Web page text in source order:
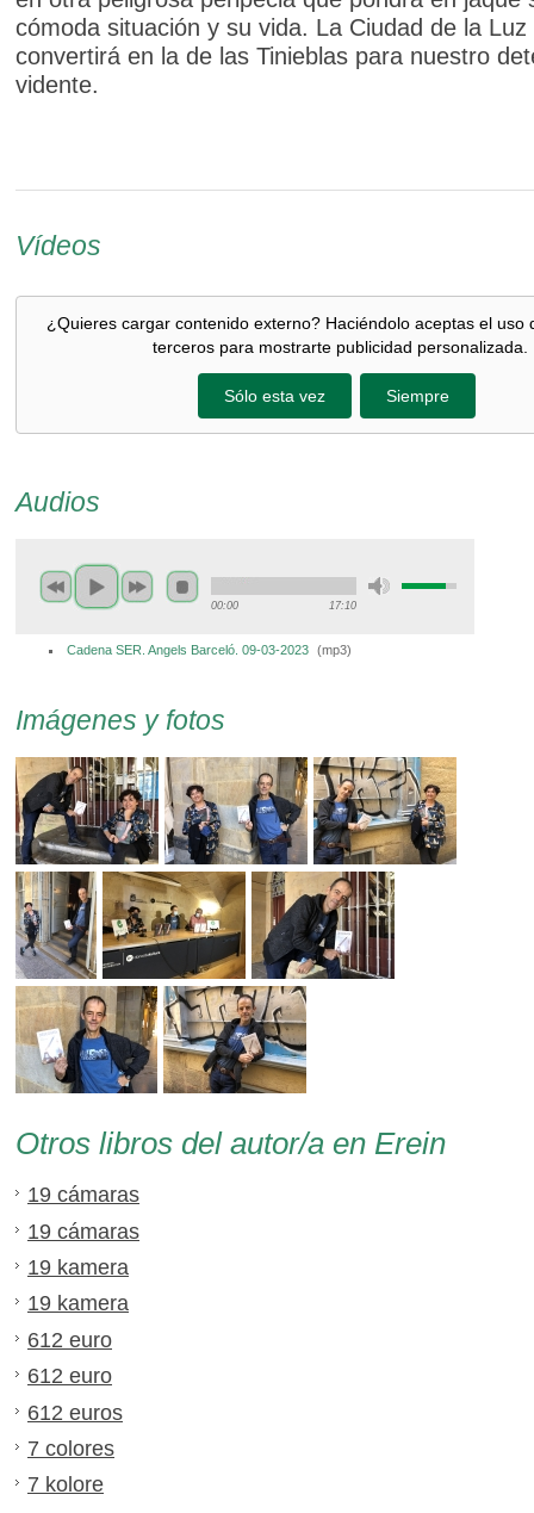
cómoda situación y su vida. La Ciudad de la Luz
convertirá en la de las Tinieblas para nuestro
vidente.
Vídeos
¿Quieres cargar contenido externo? Haciéndolo aceptas el uso
terceros para mostrarte publicidad personalizada.
Sólo esta vez Siempre
Audios
00:00 17:10
Cadena SER. Angels Barceló. 09-03-2023 (mp3)
Imágenes y fotos
Otros libros del autor/a en Erein
19 cámaras
19 cámaras
19 kamera
19 kamera
612 euro
612 euro
612 euros
7 colores
7 kolore